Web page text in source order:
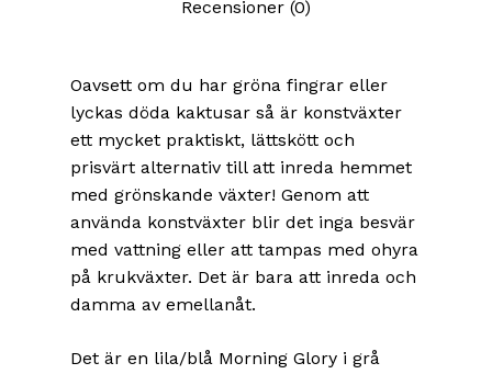
Recensioner (0)
Oavsett om du har gröna fingrar eller
lyckas döda kaktusar så är konstväxter
ett mycket praktiskt, lättskött och
prisvärt alternativ till att inreda hemmet
med grönskande växter! Genom att
använda konstväxter blir det inga besvär
med vattning eller att tampas med ohyra
på krukväxter. Det är bara att inreda och
damma av emellanåt.
Det är en lila/blå Morning Glory i grå